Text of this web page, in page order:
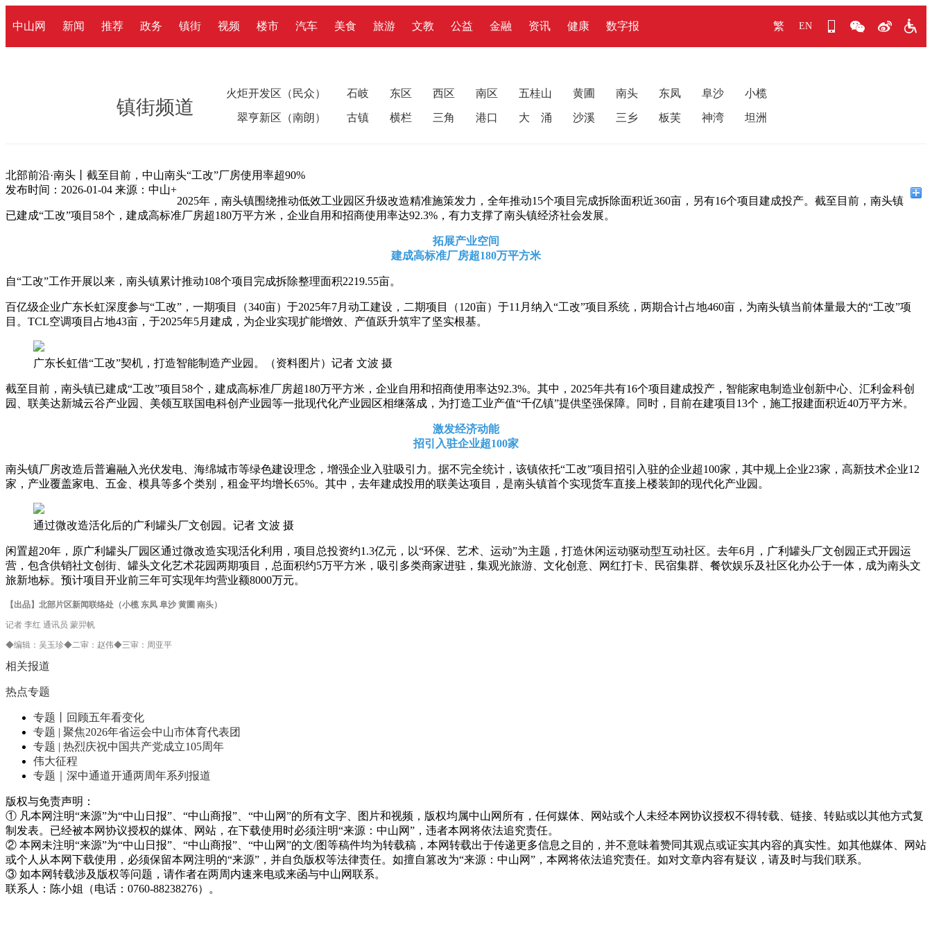
中山网 新闻 推荐 政务 镇街 视频 楼市 汽车 美食 旅游 文教 公益 金融 资讯 健康 数字报 繁 EN
镇街频道
火炬开发区（民众） 石岐 东区 西区 南区 五桂山 黄圃 南头 东凤 阜沙 小榄
翠亨新区（南朗） 古镇 横栏 三角 港口 大 涌 沙溪 三乡 板芙 神湾 坦洲
北部前沿·南头丨截至目前，中山南头“工改”厂房使用率超90%
发布时间：2026-01-04 来源：中山+
2025年，南头镇围绕推动低效工业园区升级改造精准施策发力，全年推动15个项目完成拆除面积近360亩，另有16个项目建成投产。截至目前，南头镇
已建成“工改”项目58个，建成高标准厂房超180万平方米，企业自用和招商使用率达92.3%，有力支撑了南头镇经济社会发展。
拓展产业空间
建成高标准厂房超180万平方米
自“工改”工作开展以来，南头镇累计推动108个项目完成拆除整理面积2219.55亩。
百亿级企业广东长虹深度参与“工改”，一期项目（340亩）于2025年7月动工建设，二期项目（120亩）于11月纳入“工改”项目系统，两期合计占地460亩，为南头镇当前体量最大的“工改”项
目。TCL空调项目占地43亩，于2025年5月建成，为企业实现扩能增效、产值跃升筑牢了坚实根基。
广东长虹借“工改”契机，打造智能制造产业园。（资料图片）记者 文波 摄
截至目前，南头镇已建成“工改”项目58个，建成高标准厂房超180万平方米，企业自用和招商使用率达92.3%。其中，2025年共有16个项目建成投产，智能家电制造业创新中心、汇利金科创
园、联美达新城云谷产业园、美领互联国电科创产业园等一批现代化产业园区相继落成，为打造工业产值“千亿镇”提供坚强保障。同时，目前在建项目13个，施工报建面积近40万平方米。
激发经济动能
招引入驻企业超100家
南头镇厂房改造后普遍融入光伏发电、海绵城市等绿色建设理念，增强企业入驻吸引力。据不完全统计，该镇依托“工改”项目招引入驻的企业超100家，其中规上企业23家，高新技术企业12
家，产业覆盖家电、五金、模具等多个类别，租金平均增长65%。其中，去年建成投用的联美达项目，是南头镇首个实现货车直接上楼装卸的现代化产业园。
通过微改造活化后的广利罐头厂文创园。记者 文波 摄
闲置超20年，原广利罐头厂园区通过微改造实现活化利用，项目总投资约1.3亿元，以“环保、艺术、运动”为主题，打造休闲运动驱动型互动社区。去年6月，广利罐头厂文创园正式开园运
营，包含供销社文创街、罐头文化艺术花园两期项目，总面积约5万平方米，吸引多类商家进驻，集观光旅游、文化创意、网红打卡、民宿集群、餐饮娱乐及社区化办公于一体，成为南头文
旅新地标。预计项目开业前三年可实现年均营业额8000万元。
【出品】北部片区新闻联络处（小榄 东凤 阜沙 黄圃 南头）
记者 李红 通讯员 蒙羿帆
◆编辑：吴玉珍◆二审：赵伟◆三审：周亚平
相关报道
热点专题
专题丨回顾五年看变化
专题 | 聚焦2026年省运会中山市体育代表团
专题 | 热烈庆祝中国共产党成立105周年
伟大征程
专题｜深中通道开通两周年系列报道
版权与免责声明：
① 凡本网注明“来源”为“中山日报”、“中山商报”、“中山网”的所有文字、图片和视频，版权均属中山网所有，任何媒体、网站或个人未经本网协议授权不得转载、链接、转贴或以其他方式复
制发表。已经被本网协议授权的媒体、网站，在下载使用时必须注明“来源：中山网”，违者本网将依法追究责任。
② 本网未注明“来源”为“中山日报”、“中山商报”、“中山网”的文/图等稿件均为转载稿，本网转载出于传递更多信息之目的，并不意味着赞同其观点或证实其内容的真实性。如其他媒体、网站
或个人从本网下载使用，必须保留本网注明的“来源”，并自负版权等法律责任。如擅自篡改为“来源：中山网”，本网将依法追究责任。如对文章内容有疑议，请及时与我们联系。
③ 如本网转载涉及版权等问题，请作者在两周内速来电或来函与中山网联系。
联系人：陈小姐（电话：0760-88238276）。